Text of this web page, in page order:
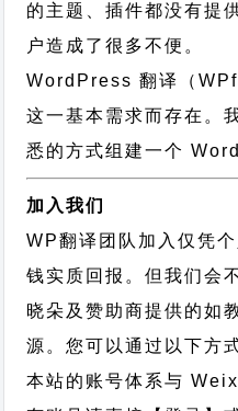
的主题、插件都没有提
户造成了很多不便。
WordPress 翻译（
这一基本需求而存在。
悉的方式组建一个
加入我们
WP翻译团队加入仅凭
钱实质回报。但我们会
晓朵及赞助商提供的如
源。您可以通过以下方
本站的账号体系与